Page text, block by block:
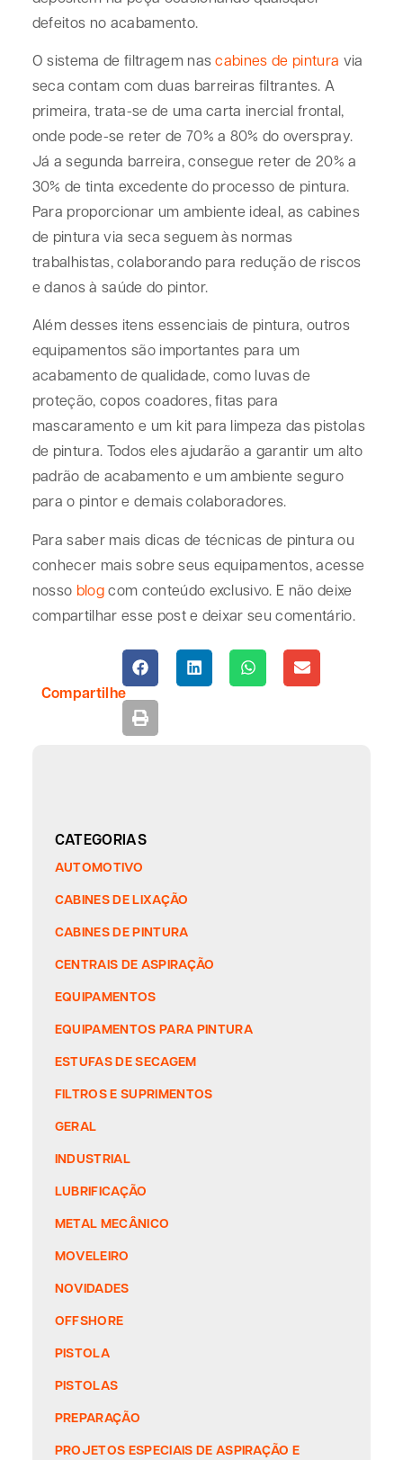
defeitos no acabamento.
O sistema de filtragem nascabines de pintura via
seca contam com duas barreiras filtrantes. A
primeira, trata-se de uma carta inercial frontal,
onde pode-se reter de 70% a 80% do overspray.
Já a segunda barreira, consegue reter de 20% a
30% de tinta excedente do processo de pintura.
Para proporcionar um ambiente ideal, as cabines
de pintura via seca seguem às normas
trabalhistas, colaborando para redução de riscos
e danos à saúde do pintor.
Além desses itens essenciais de pintura, outros
equipamentos são importantes para um
acabamento de qualidade, como luvas de
proteção, copos coadores, fitas para
mascaramento e um kit para limpeza das pistolas
de pintura. Todos eles ajudarão a garantir um alto
padrão de acabamento e um ambiente seguro
para o pintor e demais colaboradores.
Para saber mais dicas de técnicas de pintura ou
conhecer mais sobre seus equipamentos, acesse
nosso blogcom conteúdo exclusivo. E não deixe
compartilhar esse post e deixar seu comentário.
Compartilhe
CATEGORIAS
AUTOMOTIVO
CABINES DE LIXAÇÃO
CABINES DE PINTURA
CENTRAIS DE ASPIRAÇÃO
EQUIPAMENTOS
EQUIPAMENTOS PARA PINTURA
ESTUFAS DE SECAGEM
FILTROS E SUPRIMENTOS
GERAL
INDUSTRIAL
LUBRIFICAÇÃO
METAL MECÂNICO
MOVELEIRO
NOVIDADES
OFFSHORE
PISTOLA
PISTOLAS
PREPARAÇÃO
PROJETOS ESPECIAIS DE ASPIRAÇÃO E